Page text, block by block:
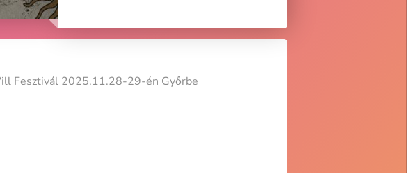
Fesztivál 2025.11.28-29-én Győrbe